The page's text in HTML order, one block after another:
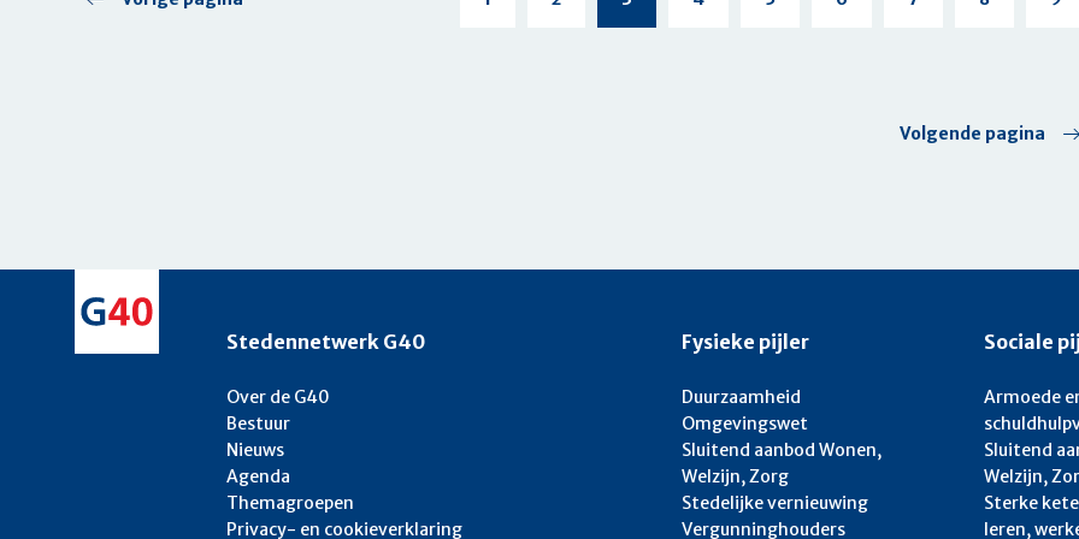
Volgende
Volgende pagina
Stedennetwerk G40
Over de G40
Bestuur
Nieuws
Agenda
Themagroepen
Privacy- en cookieverklaring
Fysieke pijler
Duurzaamheid
Omgevingswet
Sluitend aanbod Wonen,
Welzijn, Zorg
Stedelijke vernieuwing
Vergunninghouders
Sociale
Armoede
Sluitend
Welzijn,
Sterke
leren,